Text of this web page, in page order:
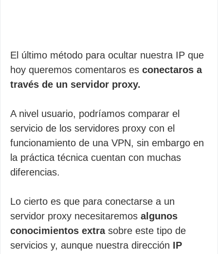
El último método para ocultar nuestra IP que
hoy queremos comentaros es conectaros a
través de un servidor proxy.
A nivel usuario, podríamos comparar el
servicio de los servidores proxy con el
funcionamiento de una VPN, sin embargo en
la práctica técnica cuentan con muchas
diferencias.
Lo cierto es que para conectarse a un
servidor proxy necesitaremos algunos
conocimientos extra sobre este tipo de
servicios y, aunque nuestra dirección IP